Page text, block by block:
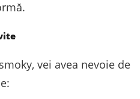
vei avea nevoie de